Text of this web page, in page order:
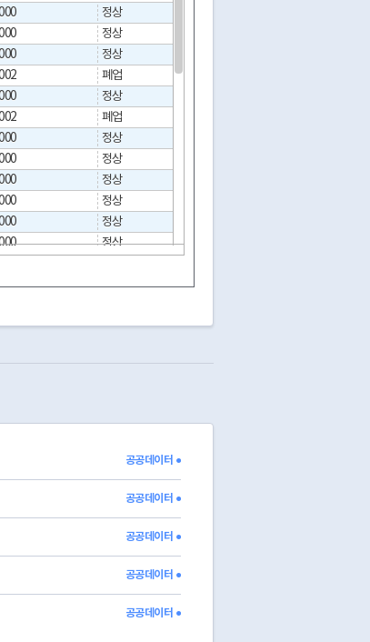
정상
정상
정상
폐업
정상
폐업
정상
정상
정상
정상
정상
정상
정상
폐업
폐업
공공데이터 ●
공공데이터 ●
공공데이터 ●
공공데이터 ●
공공데이터 ●